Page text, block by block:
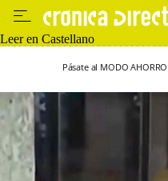
Leer en Castellano
Pásate al MODO AHORRO